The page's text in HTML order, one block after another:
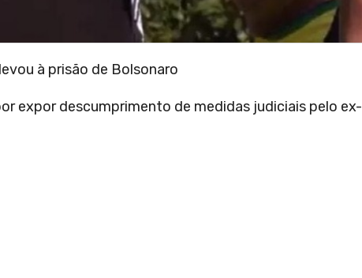
à prisão de Bolsonaro
expor descumprimento de medidas judiciais pelo ex-